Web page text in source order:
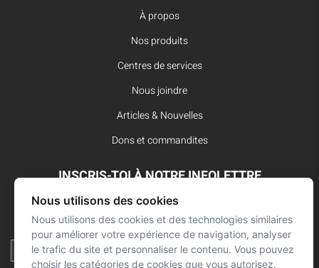
À propos
Nos produits
Centres de services
Nous joindre
Articles & Nouvelles
Dons et commandites
INSCRIS-TOI À NOTRE INFOLETTRE
Reste à l’affût des dernières innovations pour vos interventions
d’urgence et ne manque aucune nouvelle de L’Arsenal.
Nous utilisons des cookies
Nous utilisons des cookies et des technologies similaires
pour améliorer votre expérience de navigation, analyser
le trafic du site et personnaliser le contenu. Vous pouvez
choisir les catégories de cookies que vous autorisez.